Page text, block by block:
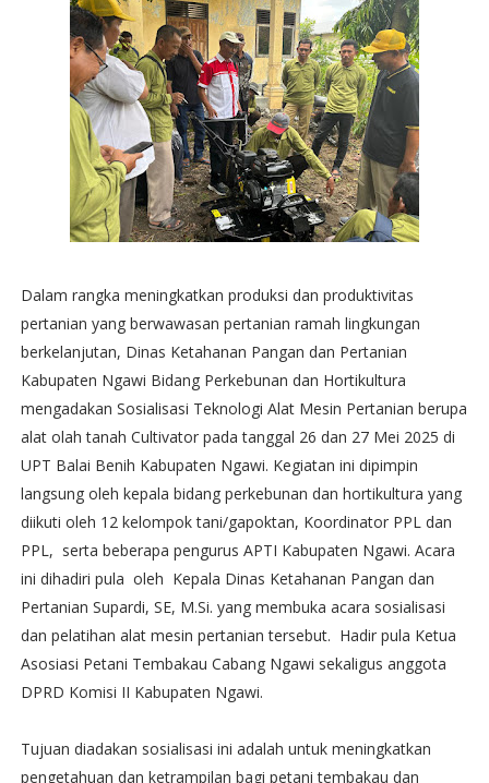
Dalam rangka meningkatkan produksi dan produktivitas
pertanian yang berwawasan pertanian ramah lingkungan
berkelanjutan, Dinas Ketahanan Pangan dan Pertanian
Kabupaten Ngawi Bidang Perkebunan dan Hortikultura
mengadakan Sosialisasi Teknologi Alat Mesin Pertanian berupa
alat olah tanah Cultivator pada tanggal 26 dan 27 Mei 2025 di
UPT Balai Benih Kabupaten Ngawi. Kegiatan ini dipimpin
langsung oleh kepala bidang perkebunan dan hortikultura yang
diikuti oleh 12 kelompok tani/gapoktan, Koordinator PPL dan
PPL, serta beberapa pengurus APTI Kabupaten Ngawi. Acara
ini dihadiri pula oleh Kepala Dinas Ketahanan Pangan dan
Pertanian Supardi, SE, M.Si. yang membuka acara sosialisasi
dan pelatihan alat mesin pertanian tersebut. Hadir pula Ketua
Asosiasi Petani Tembakau Cabang Ngawi sekaligus anggota
DPRD Komisi II Kabupaten Ngawi.
Tujuan diadakan sosialisasi ini adalah untuk meningkatkan
pengetahuan dan ketrampilan bagi petani tembakau dan